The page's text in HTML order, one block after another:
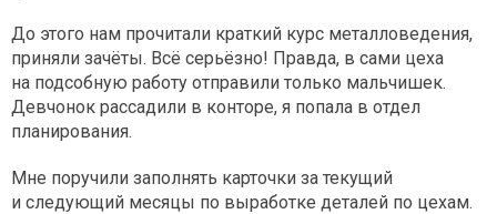
До этого нам прочитали краткий курс металловедения,
приняли зачёты. Всё серьёзно! Правда, в сами цеха
на подсобную работу отправили только мальчишек.
Девчонок рассадили в конторе, я попала в отдел
планирования.
Мне поручили заполнять карточки за текущий
и следующий месяцы по выработке деталей по цехам.